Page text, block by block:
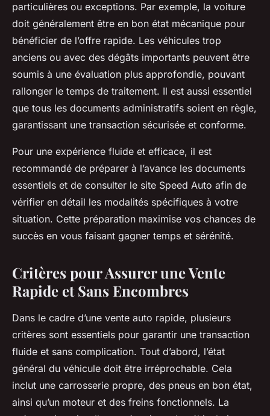
particulières ou exceptions. Par exemple, la voiture
doit généralement être en bon état mécanique pour
bénéficier de l’offre rapide. Les véhicules trop
anciens ou avec des dégâts importants peuvent être
soumis à une évaluation plus approfondie, pouvant
rallonger le temps de traitement. Il est aussi essentiel
que tous les documents administratifs soient en règle,
garantissant une transaction sécurisée et conforme.
Pour une expérience fluide et efficace, il est
recommandé de préparer à l’avance les documents
essentiels et de consulter le site Speed Auto afin de
vérifier en détail les modalités spécifiques à votre
situation. Cette préparation maximise vos chances de
succès en vous faisant gagner temps et sérénité.
Critères pour Assurer une Vente
Rapide et Sans Encombres
Dans le cadre d’une vente auto rapide, plusieurs
critères sont essentiels pour garantir une transaction
fluide et sans complication. Tout d’abord, l’état
général du véhicule doit être irréprochable. Cela
inclut une carrosserie propre, des pneus en bon état,
ainsi qu’un moteur et des freins fonctionnels. La